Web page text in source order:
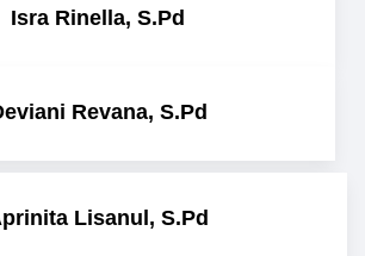
Isra Rinella, S.Pd
Revana, S.Pd
Lisanul, S.Pd